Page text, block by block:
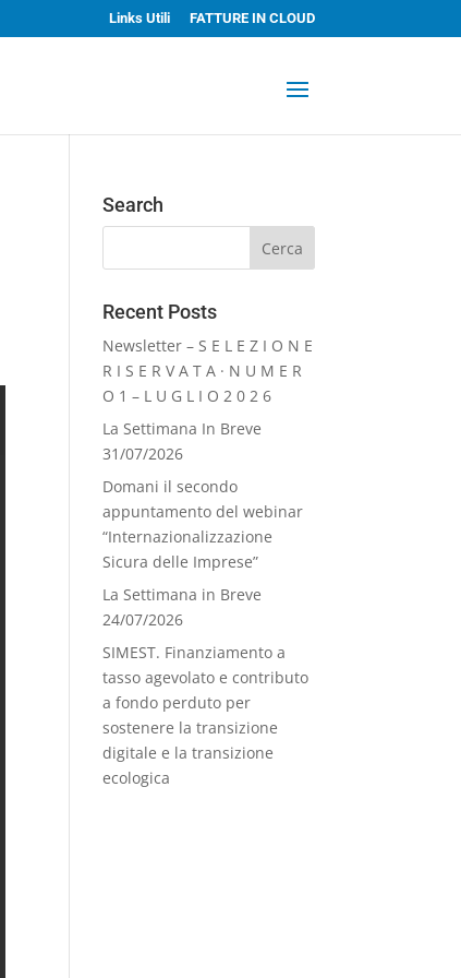
Links Utili FATTURE IN CLOUD
Search
Recent Posts
Newsletter – S E L E Z I O N E
R I S E R V A T A · N U M E R
O 1 – L U G L I O 2 0 2 6
La Settimana In Breve
31/07/2026
Domani il secondo
appuntamento del webinar
“Internazionalizzazione
Sicura delle Imprese”
La Settimana in Breve
24/07/2026
SIMEST. Finanziamento a
tasso agevolato e contributo
a fondo perduto per
sostenere la transizione
digitale e la transizione
ecologica